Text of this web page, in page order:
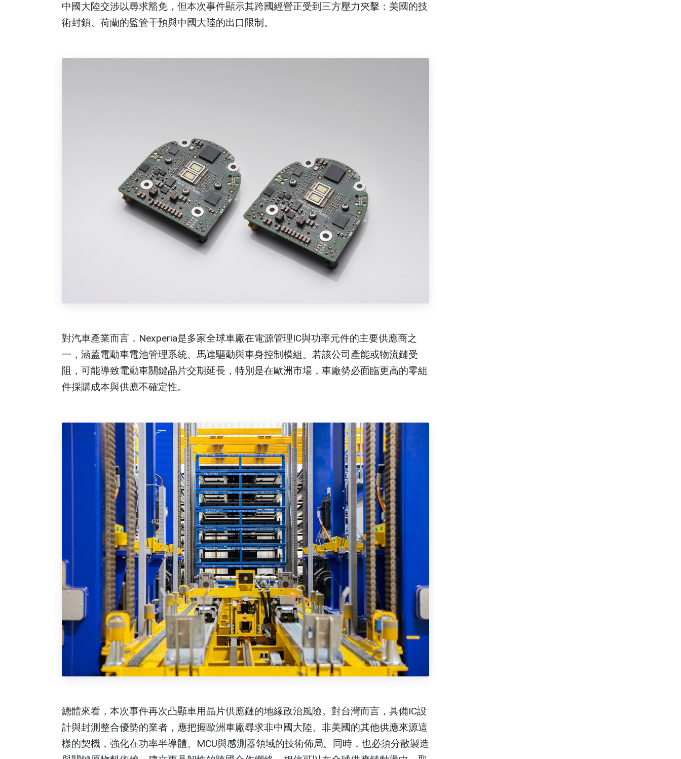
中國大陸交涉以尋求豁免，但本次事件顯示其跨國經營正受到三方壓力夾擊：美國的技
術封鎖、荷蘭的監管干預與中國大陸的出口限制。
對汽車產業而言，Nexperia是多家全球車廠在電源管理IC與功率元件的主要供應商之
一，涵蓋電動車電池管理系統、馬達驅動與車身控制模組。若該公司產能或物流鏈受
阻，可能導致電動車關鍵晶片交期延長，特別是在歐洲市場，車廠勢必面臨更高的零組
件採購成本與供應不確定性。
總體來看，本次事件再次凸顯車用晶片供應鏈的地緣政治風險。對台灣而言，具備IC設
計與封測整合優勢的業者，應把握歐洲車廠尋求非中國大陸、非美國的其他供應來源這
樣的契機，強化在功率半導體、MCU與感測器領域的技術佈局。同時，也必須分散製造